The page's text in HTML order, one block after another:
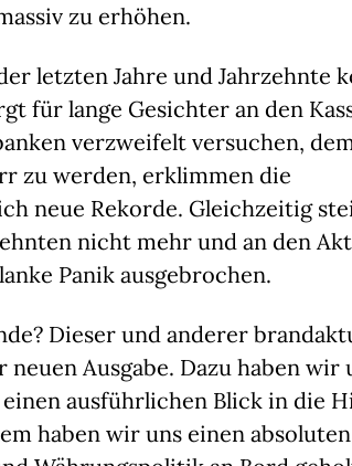
zu erhöhen.
letzten Jahre und Jahrzehnte
für lange Gesichter an den
verzweifelt versuchen, dem
zu werden, erklimmen die
neue Rekorde. Gleichzeitig
nicht mehr und an den
Panik ausgebrochen.
Dieser und anderer
Ausgabe. Dazu haben wir
ausführlichen Blick in die
haben wir uns einen